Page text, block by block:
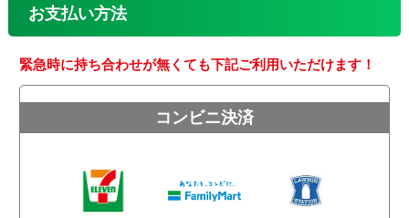
お支払い方法
緊急時に持ち合わせが無くても下記ご利用いただけます！
コンビニ決済